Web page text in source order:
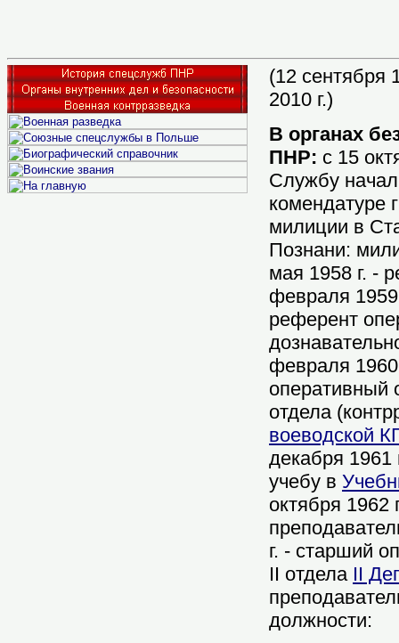
(12 сентября
2010 г.)
В органах
ПНР: с 15
Службу
комендатуре
милиции в
Познани:
мая 1958 г. -
февраля
референт
февраля 1960
отдела
воеводской
декабря 1961
учебу в
октября 1962
г. - старший
II отдела II
должности: